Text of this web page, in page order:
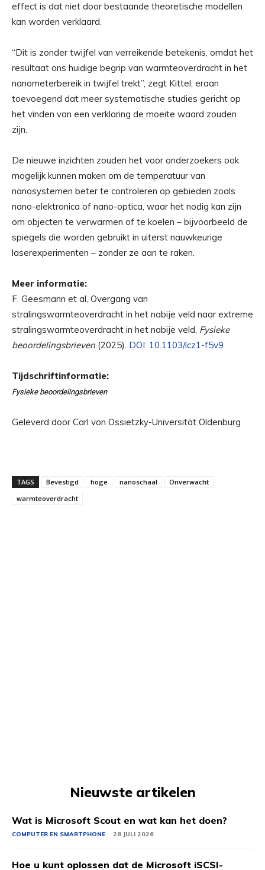
effect is dat niet door bestaande theoretische modellen
kan worden verklaard.
“Dit is zonder twijfel van verreikende betekenis, omdat het
resultaat ons huidige begrip van warmteoverdracht in het
nanometerbereik in twijfel trekt”, zegt Kittel, eraan
toevoegend dat meer systematische studies gericht op
het vinden van een verklaring de moeite waard zouden
zijn.
De nieuwe inzichten zouden het voor onderzoekers ook
mogelijk kunnen maken om de temperatuur van
nanosystemen beter te controleren op gebieden zoals
nano-elektronica of nano-optica, waar het nodig kan zijn
om objecten te verwarmen of te koelen – bijvoorbeeld de
spiegels die worden gebruikt in uiterst nauwkeurige
laserexperimenten – zonder ze aan te raken.
Meer informatie:
F. Geesmann et al, Overgang van
stralingswarmteoverdracht in het nabije veld naar extreme
stralingswarmteoverdracht in het nabije veld, Fysieke
beoordelingsbrieven (2025). DOI: 10.1103/lcz1-f5v9
Tijdschriftinformatie:
Fysieke beoordelingsbrieven
Geleverd door Carl von Ossietzky-Universität Oldenburg
TAGS Bevestigd hoge nanoschaal
Onverwacht
warmteoverdracht
Nieuwste artikelen
Wat is Microsoft Scout en wat kan het doen?
COMPUTER EN SMARTPHONE 28 JULI 2026
Hoe u kunt oplossen dat de Microsoft iSCSI-